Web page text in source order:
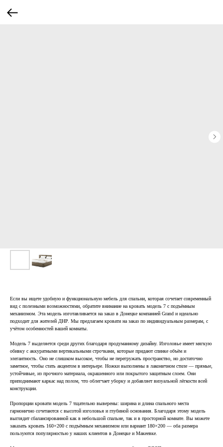
Если вы ищете удобную и функциональную мебель для спальни, которая сочетает современный
вид с полезными возможностями, обратите внимание на кровать модель 7 с подъёмным
механизмом. Эта модель изготавливается на заказ в Донецке компанией Grand и идеально
подходит для жителей ДНР. Мы предлагаем кровати на заказ по индивидуальным размерам, с
учётом особенностей вашей комнаты.
Модель 7 выделяется среди других благодаря продуманному дизайну. Изголовье имеет мягкую
обивку с аккуратными вертикальными строчками, которые придают спинке объём и
элегантность. Оно не слишком высокое, чтобы не перегружать пространство, но достаточно
заметное, чтобы стать акцентом в интерьере. Ножки выполнены в лаконичном стиле — прямые,
устойчивые, из прочного материала, окрашенного или покрытого защитным слоем. Они
приподнимают каркас над полом, что облегчает уборку и добавляет визуальной лёгкости всей
конструкции.
Пропорции кровати модель 7 тщательно выверены: ширина и длина спального места
гармонично сочетаются с высотой изголовья и глубиной основания. Благодаря этому модель
выглядит сбалансированной как в небольшой спальне, так и в просторной комнате. Вы можете
заказать кровать 160×200 с подъёмным механизмом или вариант 180×200 — оба размера
пользуются популярностью у наших клиентов в Донецке и Макеевке.